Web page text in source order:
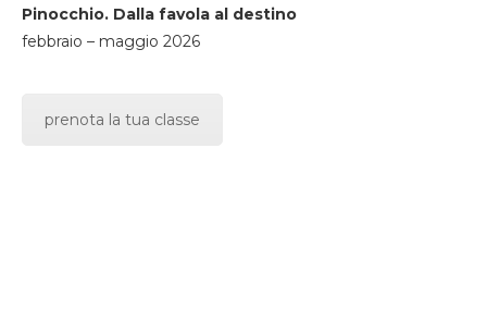
Pinocchio. Dalla favola al destino
febbraio – maggio 2026
prenota la tua classe